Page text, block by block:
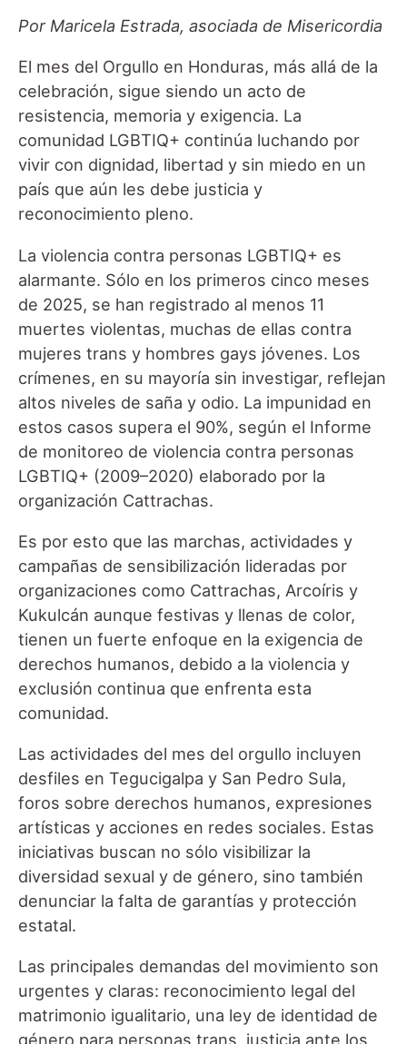
Por Maricela Estrada, asociada de Misericordia
El mes del Orgullo en Honduras, más allá de la
celebración, sigue siendo un acto de
resistencia, memoria y exigencia. La
comunidad LGBTIQ+ continúa luchando por
vivir con dignidad, libertad y sin miedo en un
país que aún les debe justicia y
reconocimiento pleno.
La violencia contra personas LGBTIQ+ es
alarmante. Sólo en los primeros cinco meses
de 2025, se han registrado al menos 11
muertes violentas, muchas de ellas contra
mujeres trans y hombres gays jóvenes. Los
crímenes, en su mayoría sin investigar, reflejan
altos niveles de saña y odio. La impunidad en
estos casos supera el 90%, según el Informe
de monitoreo de violencia contra personas
LGBTIQ+ (2009–2020) elaborado por la
organización Cattrachas.
Es por esto que las marchas, actividades y
campañas de sensibilización lideradas por
organizaciones como Cattrachas, Arcoíris y
Kukulcán aunque festivas y llenas de color,
tienen un fuerte enfoque en la exigencia de
derechos humanos, debido a la violencia y
exclusión continua que enfrenta esta
comunidad.
Las actividades del mes del orgullo incluyen
desfiles en Tegucigalpa y San Pedro Sula,
foros sobre derechos humanos, expresiones
artísticas y acciones en redes sociales. Estas
iniciativas buscan no sólo visibilizar la
diversidad sexual y de género, sino también
denunciar la falta de garantías y protección
estatal.
Las principales demandas del movimiento son
urgentes y claras: reconocimiento legal del
matrimonio igualitario, una ley de identidad de
género para personas trans, justicia ante los